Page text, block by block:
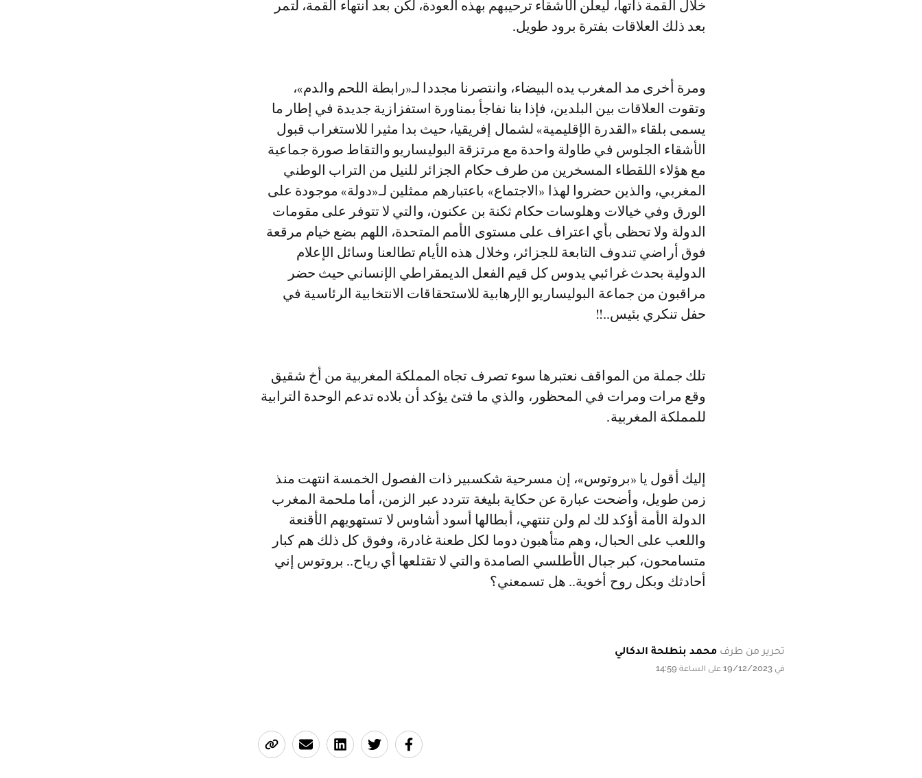
خلال القمة ذاتها، ليعلن الأشقاء ترحيبهم بهذه العودة، لكن بعد انتهاء القمة، لتمر
بعد ذلك العلاقات بفترة برود طويل.
ومرة أخرى مد المغرب يده البيضاء، وانتصرنا مجددا لـ«رابطة اللحم والدم»،
وتقوت العلاقات بين البلدين، فإذا بنا نفاجأ بمناورة استفزازية جديدة في إطار ما
يسمى بلقاء «القدرة الإقليمية» لشمال إفريقيا، حيث بدا مثيرا للاستغراب قبول
الأشقاء الجلوس في طاولة واحدة مع مرتزقة البوليساريو والتقاط صورة جماعية
مع هؤلاء اللقطاء المسخرين من طرف حكام الجزائر للنيل من التراب الوطني
المغربي، والذين حضروا لهذا «الاجتماع» باعتبارهم ممثلين لـ«دولة» موجودة على
الورق وفي خيالات وهلوسات حكام ثكنة بن عكنون، والتي لا تتوفر على مقومات
الدولة ولا تحظى بأي اعتراف على مستوى الأمم المتحدة، اللهم بضع خيام مرقعة
فوق أراضي تندوف التابعة للجزائر، وخلال هذه الأيام تطالعنا وسائل الإعلام
الدولية بحدث غرائبي يدوس كل قيم الفعل الديمقراطي الإنساني حيث حضر
مراقبون من جماعة البوليساريو الإرهابية للاستحقاقات الانتخابية الرئاسية في
حفل تنكري بئيس..!!
تلك جملة من المواقف نعتبرها سوء تصرف تجاه المملكة المغربية من أخ شقيق
وقع مرات ومرات في المحظور، والذي ما فتئ يؤكد أن بلاده تدعم الوحدة الترابية
للمملكة المغربية.
إليك أقول يا «بروتوس»، إن مسرحية شكسبير ذات الفصول الخمسة انتهت منذ
زمن طويل، وأضحت عبارة عن حكاية بليغة تتردد عبر الزمن، أما ملحمة المغرب
الدولة الأمة أؤكد لك لم ولن تنتهي، أبطالها أسود أشاوس لا تستهويهم الأقنعة
واللعب على الحبال، وهم متأهبون دوما لكل طعنة غادرة، وفوق كل ذلك هم كبار
متسامحون، كبر جبال الأطلسي الصامدة والتي لا تقتلعها أي رياح.. بروتوس إني
أحادثك وبكل روح أخوية.. هل تسمعني؟
تحرير من طرف محمد بنطلحة الدكالي
في 19/12/2023 على الساعة 14:59